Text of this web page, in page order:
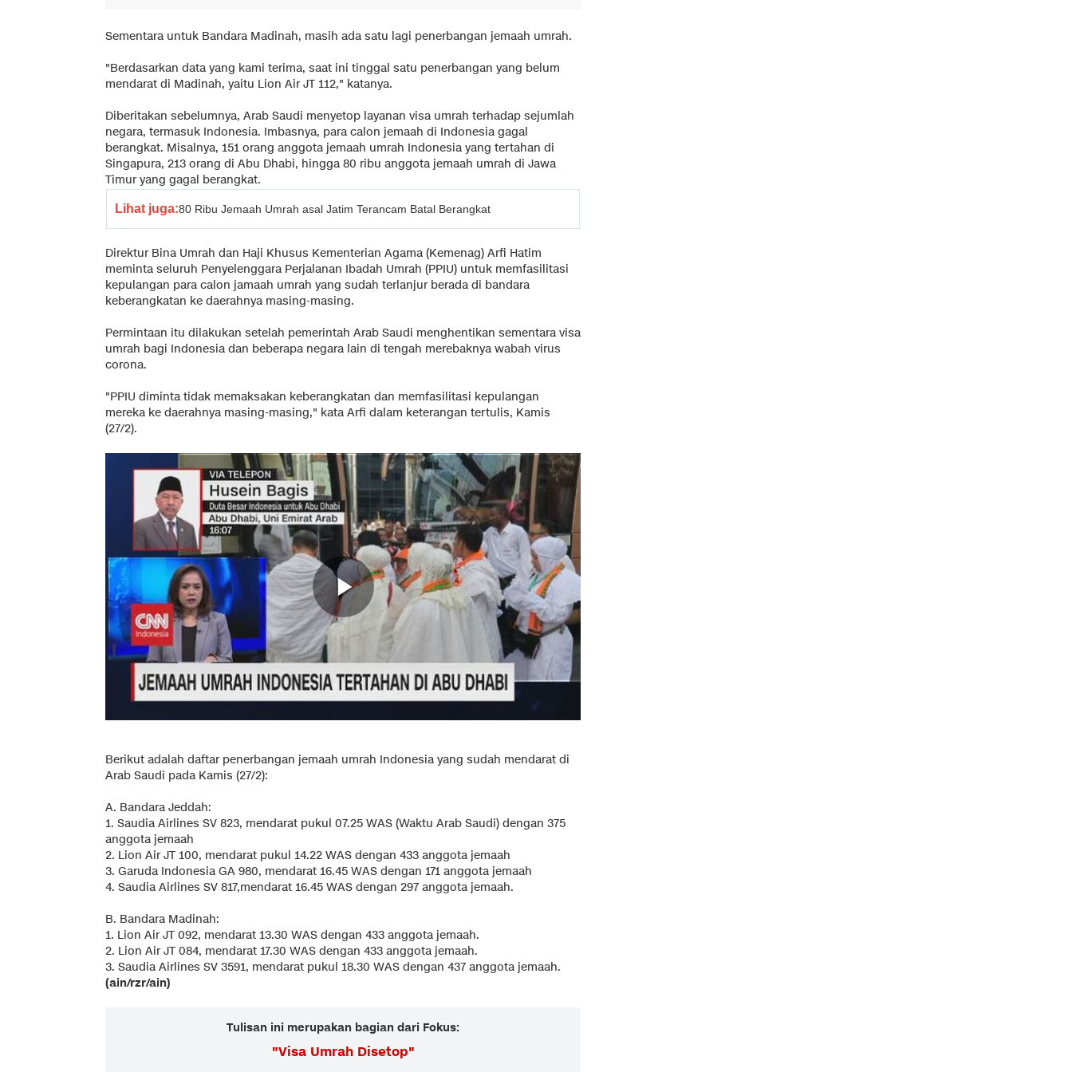
Sementara untuk Bandara Madinah, masih ada satu lagi penerbangan jemaah umrah.
"Berdasarkan data yang kami terima, saat ini tinggal satu penerbangan yang belum
mendarat di Madinah, yaitu Lion Air JT 112," katanya.
Diberitakan sebelumnya, Arab Saudi menyetop layanan visa umrah terhadap sejumlah
negara, termasuk Indonesia. Imbasnya, para calon jemaah di Indonesia gagal
berangkat. Misalnya, 151 orang anggota jemaah umrah Indonesia yang tertahan di
Singapura, 213 orang di Abu Dhabi, hingga 80 ribu anggota jemaah umrah di Jawa
Timur yang gagal berangkat.
Lihat juga:80 Ribu Jemaah Umrah asal Jatim Terancam Batal Berangkat
Direktur Bina Umrah dan Haji Khusus Kementerian Agama (Kemenag) Arfi Hatim
meminta seluruh Penyelenggara Perjalanan Ibadah Umrah (PPIU) untuk memfasilitasi
kepulangan para calon jamaah umrah yang sudah terlanjur berada di bandara
keberangkatan ke daerahnya masing-masing.
Permintaan itu dilakukan setelah pemerintah Arab Saudi menghentikan sementara visa
umrah bagi Indonesia dan beberapa negara lain di tengah merebaknya wabah virus
corona.
"PPIU diminta tidak memaksakan keberangkatan dan memfasilitasi kepulangan
mereka ke daerahnya masing-masing," kata Arfi dalam keterangan tertulis, Kamis
(27/2).
Berikut adalah daftar penerbangan jemaah umrah Indonesia yang sudah mendarat di
Arab Saudi pada Kamis (27/2):
A. Bandara Jeddah:
1. Saudia Airlines SV 823, mendarat pukul 07.25 WAS (Waktu Arab Saudi) dengan 375
anggota jemaah
2. Lion Air JT 100, mendarat pukul 14.22 WAS dengan 433 anggota jemaah
3. Garuda Indonesia GA 980, mendarat 16.45 WAS dengan 171 anggota jemaah
4. Saudia Airlines SV 817,mendarat 16.45 WAS dengan 297 anggota jemaah.
B. Bandara Madinah:
1. Lion Air JT 092, mendarat 13.30 WAS dengan 433 anggota jemaah.
2. Lion Air JT 084, mendarat 17.30 WAS dengan 433 anggota jemaah.
3. Saudia Airlines SV 3591, mendarat pukul 18.30 WAS dengan 437 anggota jemaah.
(ain/rzr/ain)
Tulisan ini merupakan bagian dari Fokus:
"Visa Umrah Disetop"